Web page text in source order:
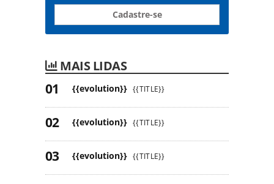
Cadastre-se
MAIS LIDAS
{{evolution}} {{TITLE}}
{{evolution}} {{TITLE}}
{{evolution}} {{TITLE}}